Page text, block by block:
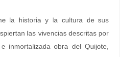
la historia y la cultura de sus
las vivencias descritas por
inmortalizada obra del Quijote,